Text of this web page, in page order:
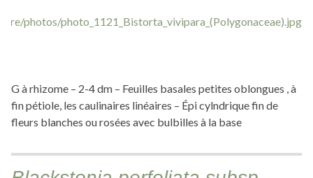
G à rhizome – 2-4 dm – Feuilles basales petites oblongues , à
fin pétiole, les caulinaires linéaires – Épi cylndrique fin de
fleurs blanches ou rosées avec bulbilles à la base